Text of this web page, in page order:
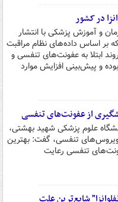
در کشور
و آموزش پزشکی با انتشار
که بر اساس داده‌های نظام مراقبت
ابتلا به عفونت‌های تنفسی و
و پیش‌بینی افزایش موارد
از عفونت‌های تنفسی
علوم پزشکی شهید بهشتی،
ویروس‌های تنفسی، گفت: بهترین
تنفسی رعایت